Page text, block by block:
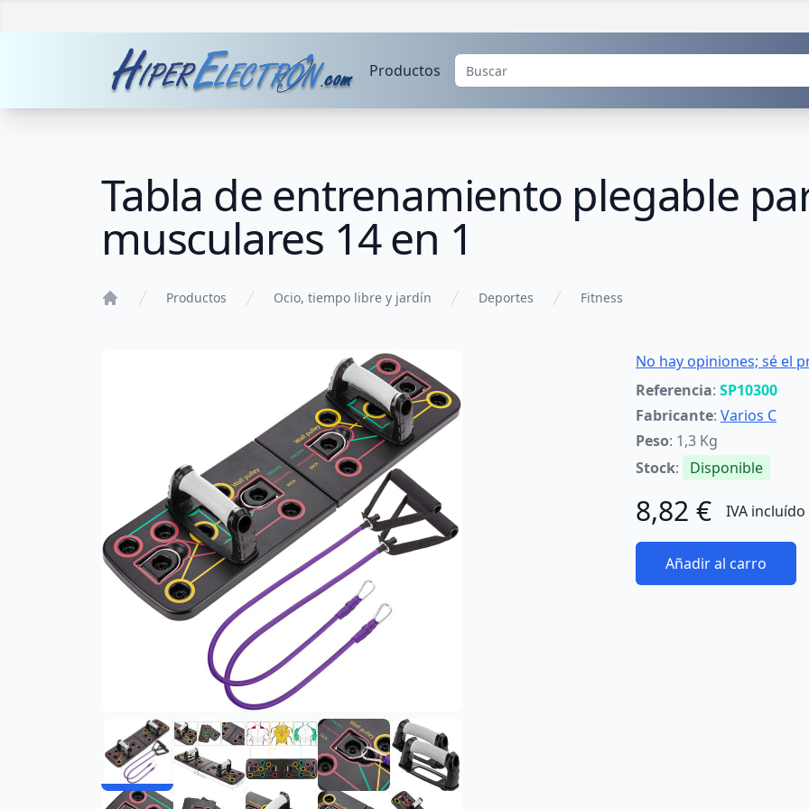
Productos
Tabla de entrenamiento plegable
musculares 14 en 1
Productos Ocio, tiempo libre y jardín Deportes Fitness
No hay opiniones; sé el
Referencia: SP10300
Fabricante: Varios C
Peso: 1,3 Kg
Stock: Disponible
8,82 € IVA incluído
Añadir al carro